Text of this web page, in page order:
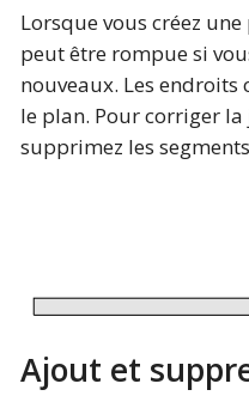
Lorsque vous créez
peut être rompue si
nouveaux. Les endroits
le plan. Pour corriger la
supprimez les
Ajout et